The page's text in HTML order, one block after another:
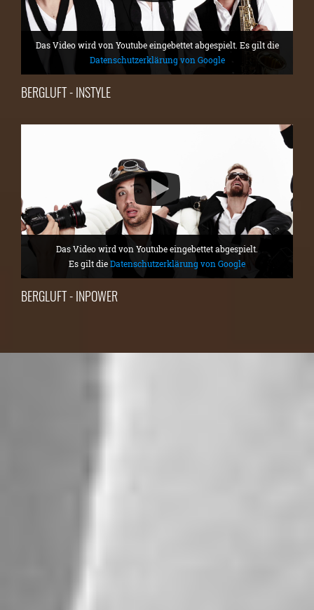
Das Video wird von Youtube eingebettet abgespielt. Es gilt die
Datenschutzerklärung von Google
BERGLUFT - INSTYLE
Das Video wird von Youtube eingebettet abgespielt.
Es gilt dieDatenschutzerklärung von Google
BERGLUFT - INPOWER